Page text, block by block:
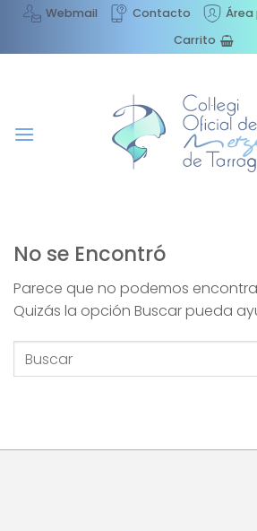
Saltar
contenido
Webmail Contacto Área
Carrito
No se Encontró
Parece que no podemos
Quizás la opción Buscar pueda